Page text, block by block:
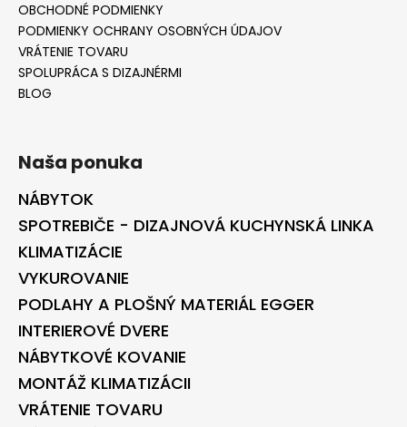
OBCHODNÉ PODMIENKY
PODMIENKY OCHRANY OSOBNÝCH ÚDAJOV
VRÁTENIE TOVARU
SPOLUPRÁCA S DIZAJNÉRMI
BLOG
Naša ponuka
NÁBYTOK
SPOTREBIČE - DIZAJNOVÁ KUCHYNSKÁ LINKA
KLIMATIZÁCIE
VYKUROVANIE
PODLAHY A PLOŠNÝ MATERIÁL EGGER
INTERIEROVÉ DVERE
NÁBYTKOVÉ KOVANIE
MONTÁŽ KLIMATIZÁCII
VRÁTENIE TOVARU